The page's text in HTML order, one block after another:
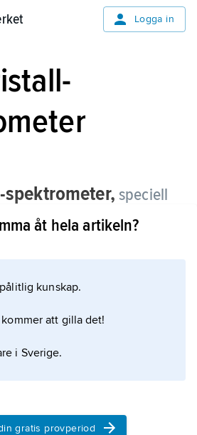
Logga in
speciell
man en fokusering som
Jämför
åt hela artikeln?
kunskap.
att gilla det!
i Sverige.
gratis provperiod